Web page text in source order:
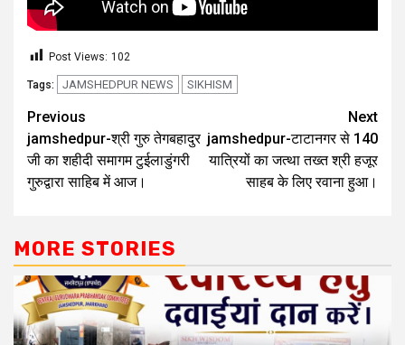
Post Views: 102
Tags: JAMSHEDPUR NEWS SIKHISM
Previous
jamshedpur-श्री गुरु तेगबहादुर
जी का शहीदी समागम टुईलाडुंगरी
गुरुद्वारा साहिब में आज।
Next
jamshedpur-टाटानगर से 140
यात्रियों का जत्था तख्त श्री हजूर
साहब के लिए रवाना हुआ।
MORE STORIES